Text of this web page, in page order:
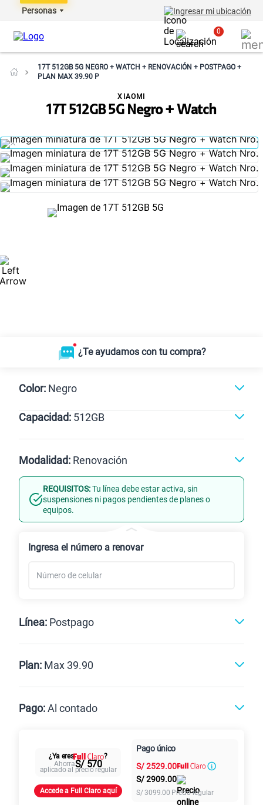
Personas Ingresar mi ubicación
0
17T 512GB 5G NEGRO + WATCH + RENOVACIÓN + POSTPAGO +
PLAN MAX 39.90 P
17T 512GB 5G Negro + Watch
XIAOMI
¿Te ayudamos con tu compra?
Color: Negro
Negro
Capacidad: 512GB
512GB
Modalidad: Renovación
Línea Nueva Portabilidad
REQUISITOS:Tu línea debe estar activa, sin
suspensiones ni pagos pendientes de planes o
equipos.
Ingresa el número a renovar
Línea: Postpago
Plan: Max 39.90
Paga solo
25GBen alta velocidad
S/29.90
en alta velocidad
Pago:Al contado
Al contado Cuotas Claro
intereses
¿Ya eres
?
AhorraS/ 570
aplicado al precio regular
Accede a Full Claro aquí
Pago único
S/2529.00
S/2909.00
S/3099.00 Precio regular